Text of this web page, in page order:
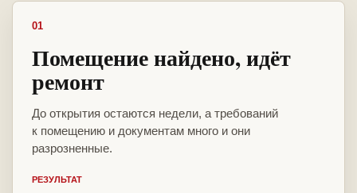
01
Помещение найдено, идёт
ремонт
До открытия остаются недели, а требований
к помещению и документам много и они
разрозненные.
РЕЗУЛЬТАТ